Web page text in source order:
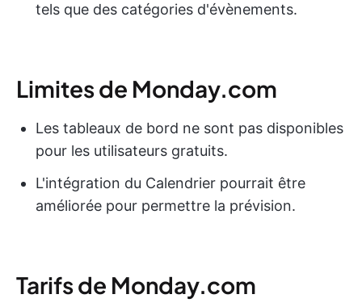
tels que des catégories d'évènements.
Limites de Monday.com
Les tableaux de bord ne sont pas disponibles
pour les utilisateurs gratuits.
L'intégration du Calendrier pourrait être
améliorée pour permettre la prévision.
Tarifs de Monday.com